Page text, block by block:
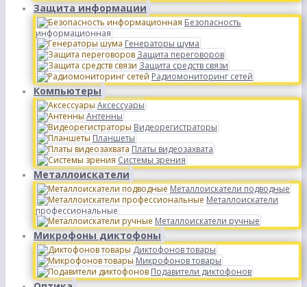
Защита информации
Безопасность
информационная
Генераторы шума
Защита переговоров
Защита средств связи
Радиомониторинг сетей
Компьютеры
Аксессуары
Антенны
Видеорегистраторы
Планшеты
Платы видеозахвата
Системы зрения
Металлоискатели
Металлоискатели подводные
Металлоискатели
профессиональные
Металлоискатели ручные
Микрофоны диктофоны
Диктофонов товары
Микрофонов товары
Подавители диктофонов